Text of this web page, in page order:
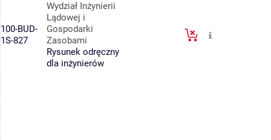
100-BUD-
1S-827
Wydział Inżynierii
Lądowej i
Gospodarki
Zasobami
Rysunek odręczny
dla inżynierów